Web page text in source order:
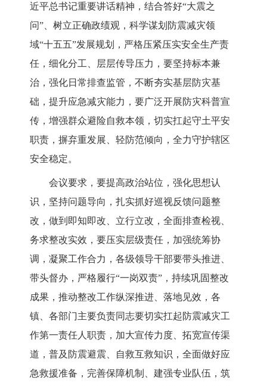
近平总书记重要讲话精神，结合答好“大震之
问”、树立正确政绩观，科学谋划防震减灾领
域“十五五”发展规划，严格压紧压实安全生产责
任，细化分工、层层传导压力，要坚持标本兼
治，强化日常排查监管，不断夯实基层防灾基
础，提升应急减灾能力，要广泛开展防灾科普宣
传，增强群众避险自救本领，切实扛起守土平安
职责，摒弃重发展、轻防范倾向，全力守护辖区
安全稳定。
会议要求，要提高政治站位，强化思想认
识，坚持问题导向，扎实抓好巡视反馈问题整
改，做到即知即改、立行立改，全面排查检视、
务求整改实效，要压实层级责任，加强统筹协
调，凝聚工作合力，各级领导干部要带头推进、
带头督办，严格履行“一岗双责”，持续巩固整改
成果，推动整改工作纵深推进、落地见效，各
镇、各部门主要负责同志要切实扛起防震减灾工
作第一责任人职责，加大宣传力度、拓宽宣传渠
道，普及防震避震、自救互救知识，全面做好应
急救援准备，完善保障机制、建强专业队伍，筑